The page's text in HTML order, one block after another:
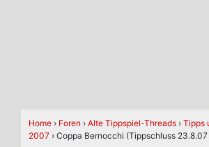
Home › Foren › Alte Tippspiel-Threads › Tipps
2007 › Coppa Bernocchi (Tippschluss 23.8.07